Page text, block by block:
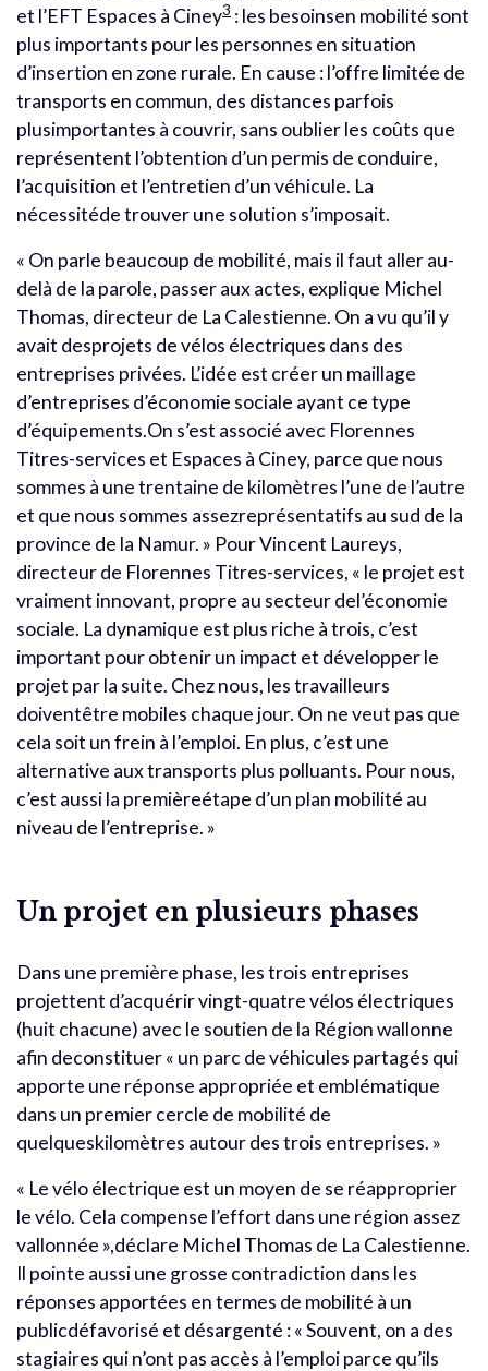
et l’EFT Espaces à Ciney3 : les besoinsen mobilité sont
plus importants pour les personnes en situation
d’insertion en zone rurale. En cause : l’offre limitée de
transports en commun, des distances parfois
plusimportantes à couvrir, sans oublier les coûts que
représentent l’obtention d’un permis de conduire,
l’acquisition et l’entretien d’un véhicule. La
nécessitéde trouver une solution s’imposait.
« On parle beaucoup de mobilité, mais il faut aller au-
delà de la parole, passer aux actes, explique Michel
Thomas, directeur de La Calestienne. On a vu qu’il y
avait desprojets de vélos électriques dans des
entreprises privées. L’idée est créer un maillage
d’entreprises d’économie sociale ayant ce type
d’équipements.On s’est associé avec Florennes
Titres-services et Espaces à Ciney, parce que nous
sommes à une trentaine de kilomètres l’une de l’autre
et que nous sommes assezreprésentatifs au sud de la
province de la Namur. » Pour Vincent Laureys,
directeur de Florennes Titres-services, « le projet est
vraiment innovant, propre au secteur del’économie
sociale. La dynamique est plus riche à trois, c’est
important pour obtenir un impact et développer le
projet par la suite. Chez nous, les travailleurs
doiventêtre mobiles chaque jour. On ne veut pas que
cela soit un frein à l’emploi. En plus, c’est une
alternative aux transports plus polluants. Pour nous,
c’est aussi la premièreétape d’un plan mobilité au
niveau de l’entreprise. »
Un projet en plusieurs phases
Dans une première phase, les trois entreprises
projettent d’acquérir vingt-quatre vélos électriques
(huit chacune) avec le soutien de la Région wallonne
afin deconstituer « un parc de véhicules partagés qui
apporte une réponse appropriée et emblématique
dans un premier cercle de mobilité de
quelqueskilomètres autour des trois entreprises. »
« Le vélo électrique est un moyen de se réapproprier
le vélo. Cela compense l’effort dans une région assez
vallonnée »,déclare Michel Thomas de La Calestienne.
Il pointe aussi une grosse contradiction dans les
réponses apportées en termes de mobilité à un
publicdéfavorisé et désargenté : « Souvent, on a des
stagiaires qui n’ont pas accès à l’emploi parce qu’ils